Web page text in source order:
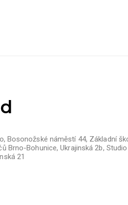
náměstí 44, Základní
Bohunice, Ukrajinská 2b,
21